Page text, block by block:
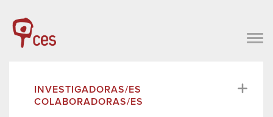
INVESTIGADORAS/ES
COLABORADORAS/ES